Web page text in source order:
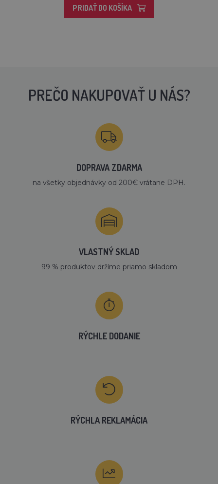
PRIDAŤ DO KOŠÍKA
PREČO NAKUPOVAŤ U NÁS?
DOPRAVA ZDARMA
na všetky objednávky od 200€ vrátane DPH.
VLASTNÝ SKLAD
99 % produktov držíme priamo skladom
RÝCHLE DODANIE
RÝCHLA REKLAMÁCIA